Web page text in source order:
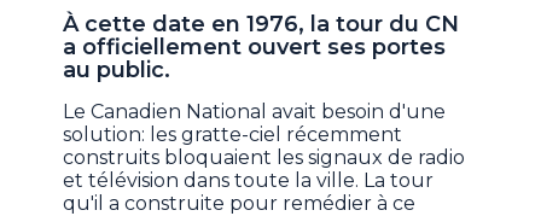
À cette date en 1976, la tour du CN
a officiellement ouvert ses portes
au public.
Le Canadien National avait besoin d'une
solution: les gratte-ciel récemment
construits bloquaient les signaux de radio
et télévision dans toute la ville. La tour
qu'il a construite pour remédier à ce